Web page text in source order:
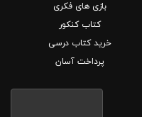
بازی های فکری
کتاب کنکور
خرید کتاب درسی
پرداخت آسان